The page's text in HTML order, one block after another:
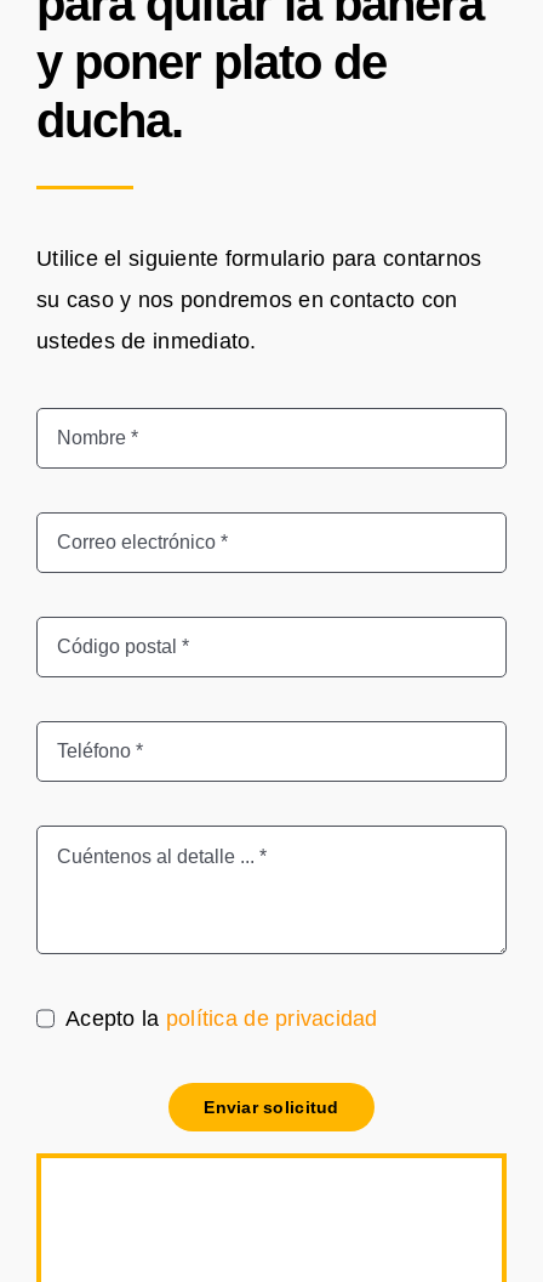
y poner plato de
ducha.
Utilice el siguiente formulario para contarnos
su caso y nos pondremos en contacto con
ustedes de inmediato.
Acepto la política de privacidad
Enviar solicitud